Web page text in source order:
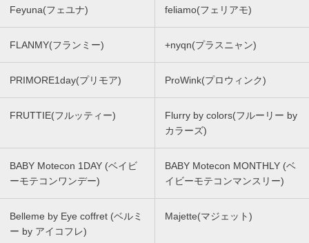
Feyuna(フェユナ) feliamo(フェリアモ)
FLANMY(フランミー) +nyqn(プラスニャン)
PRIMORE1day(プリモア) ProWink(プロウィンク)
FRUTTIE(フルッティー)
Flurry by colors(フルーリー by
カラーズ)
BABY Motecon 1DAY (ベイビ
ーモテコンワンデー)
BABY Motecon MONTHLY (ベ
イビーモテコンマンスリー)
Belleme by Eye coffret (ベルミ
ー by アイコフレ)
Majette(マジェット)